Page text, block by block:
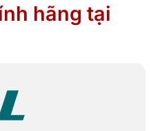
hãng tại